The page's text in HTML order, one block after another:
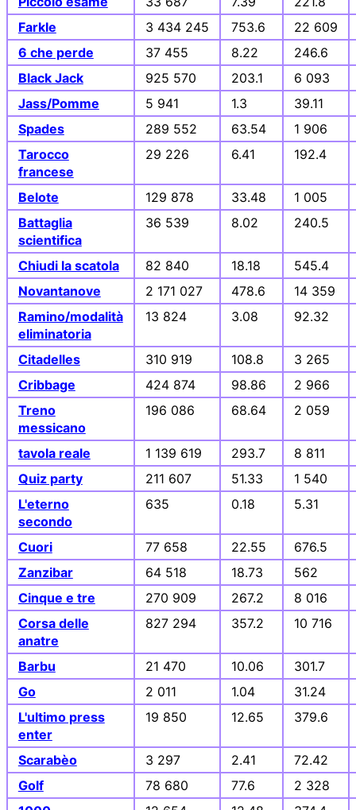
Farkle
3 434 245 753.6
22 609
6 che perde
37 455 8.22
246.6
Black Jack
925 570 203.1
6 093
Jass/Pomme
5 941 1.3
39.11
Spades
289 552 63.54
1 906
Tarocco
francese
29 226 6.41 192.4
Belote 129 878 33.48
1 005
Battaglia
scientifica
36 539 8.02 240.5
Chiudi la scatola 82 840 18.18
545.4
Novantanove
2 171 027 478.6
14 359
Ramino/modalità
eliminatoria
13 824 3.08 92.32
Citadelles 310 919 108.8
3 265
Cribbage
424 874 98.86
2 966
Treno
messicano
196 086 68.64 2 059
tavola reale 1 139 619 293.7
8 811
Quiz party
211 607 51.33
1 540
L'eterno
secondo
635 0.18 5.31
Cuori 77 658 22.55
676.5
Zanzibar
64 518 18.73
562
Cinque e tre
270 909 267.2
8 016
Corsa delle
anatre
827 294 357.2 10 716
Barbu 21 470 10.06
301.7
Go
2 011 1.04
31.24
L'ultimo press
enter
19 850 12.65 379.6
Scarabèo 3 297 2.41
72.42
Golf
78 680 77.6
2 328